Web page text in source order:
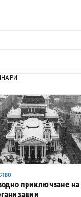
приключване